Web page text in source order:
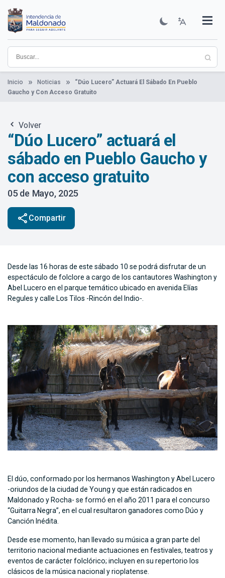
contenido
principal
Institucional
Municipios
Descubre Maldonado
Comunicación
Servicios
Guía De Trámites
Ver Noticias
Inicio Noticias
“Dúo Lucero” Actuará El Sábado En Pueblo
Gaucho y Con Acceso Gratuito
Volver
“Dúo Lucero” actuará el
sábado en Pueblo Gaucho y
con acceso gratuito
05 de Mayo, 2025
share Compartir
Desde las 16 horas de este sábado 10 se podrá disfrutar de un
espectáculo de folclore a cargo de los cantautores Washington y
Abel Lucero en el parque temático ubicado en avenida Elías
Regules y calle Los Tilos -Rincón del Indio-.
El dúo, conformado por los hermanos Washington y Abel Lucero
-oriundos de la ciudad de Young y que están radicados en
Maldonado y Rocha- se formó en el año 2011 para el concurso
“Guitarra Negra”, en el cual resultaron ganadores como Dúo y
Canción Inédita.
Desde ese momento, han llevado su música a gran parte del
territorio nacional mediante actuaciones en festivales, teatros y
eventos de carácter folclórico; incluyen en su repertorio los
clásicos de la música nacional y rioplatense.